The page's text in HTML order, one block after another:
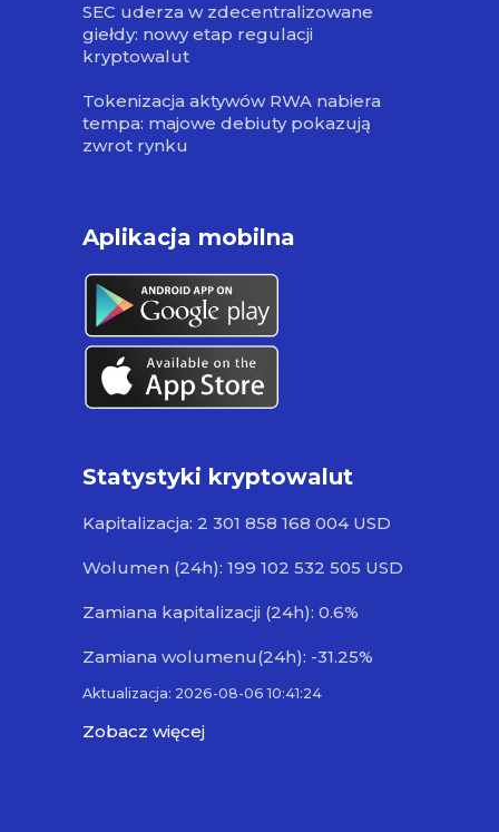
SEC uderza w zdecentralizowane
giełdy: nowy etap regulacji
kryptowalut
Tokenizacja aktywów RWA nabiera
tempa: majowe debiuty pokazują
zwrot rynku
Aplikacja mobilna
Statystyki kryptowalut
Kapitalizacja: 2 301 858 168 004 USD
Wolumen (24h): 199 102 532 505 USD
Zamiana kapitalizacji (24h): 0.6%
Zamiana wolumenu(24h): -31.25%
Aktualizacja: 2026-08-06 10:41:24
Zobacz więcej